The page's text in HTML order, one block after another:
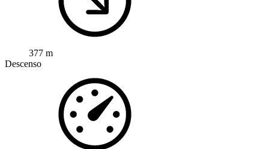
377 m
Descenso